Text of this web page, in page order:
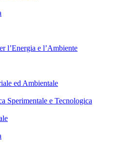
l’Energia e l’Ambiente
ed Ambientale
Sperimentale e Tecnologica